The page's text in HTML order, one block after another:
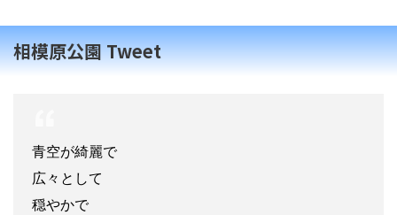
相模原公園 Tweet
青空が綺麗で
広々として
穏やかで